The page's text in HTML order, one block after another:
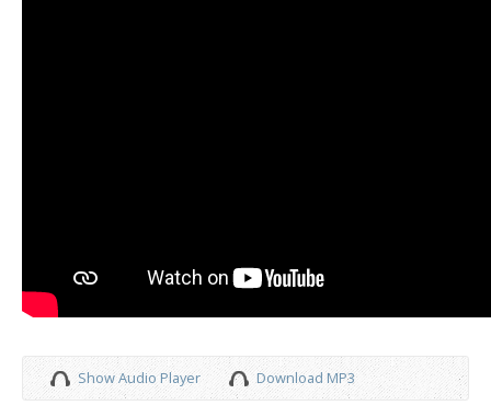
Show Audio Player Download MP3